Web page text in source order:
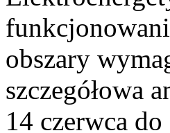
obszary
szczegółowa
14 czerwca